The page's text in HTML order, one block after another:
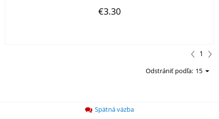
€3.30
1
Odstrániť podľa: 15
Spätná väzba